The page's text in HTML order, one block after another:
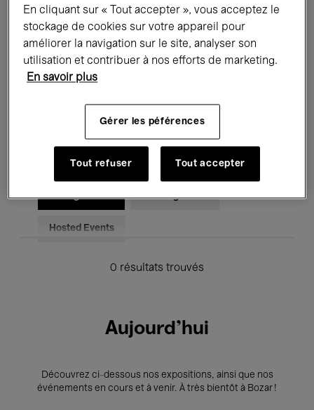
Expositions Films Performances
Rencontres & Débats Jazz
Musique classique
Musique électronique
Pour tous Kids’ Palace
Enseignement Visites guidées
Hosted Events
0 résultats trouvés
Aujourd'hui
Découvrez ci-dessous nos expositions, ainsi que nos
événements en cours et à venir. À très bientôt à Bozar !
En cliquant sur « Tout accepter », vous acceptez le
stockage de cookies sur votre appareil pour
améliorer la navigation sur le site, analyser son
utilisation et contribuer à nos efforts de marketing.
En savoir plus
Gérer les péférences
Tout refuser Tout accepter